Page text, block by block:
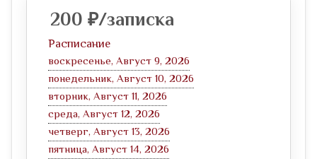
200 ₽/записка
Расписание
воскресенье, Август 9, 2026
понедельник, Август 10, 2026
вторник, Август 11, 2026
среда, Август 12, 2026
четверг, Август 13, 2026
пятница, Август 14, 2026